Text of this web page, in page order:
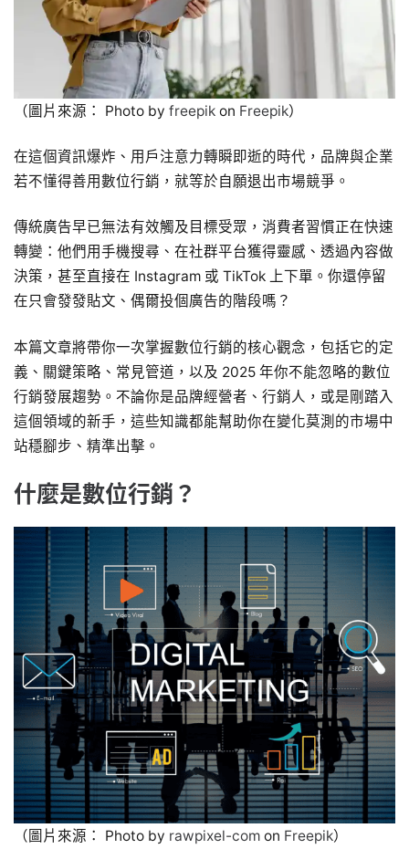
（圖片來源： Photo by freepik on Freepik）
在這個資訊爆炸、用戶注意力轉瞬即逝的時代，品牌與企業
若不懂得善用數位行銷，就等於自願退出市場競爭。
傳統廣告早已無法有效觸及目標受眾，消費者習慣正在快速
轉變：他們用手機搜尋、在社群平台獲得靈感、透過內容做
決策，甚至直接在 Instagram 或 TikTok 上下單。你還停留
在只會發發貼文、偶爾投個廣告的階段嗎？
本篇文章將帶你一次掌握數位行銷的核心觀念，包括它的定
義、關鍵策略、常見管道，以及 2025 年你不能忽略的數位
行銷發展趨勢。不論你是品牌經營者、行銷人，或是剛踏入
這個領域的新手，這些知識都能幫助你在變化莫測的市場中
站穩腳步、精準出擊。
什麼是數位行銷？
（圖片來源： Photo by rawpixel-com on Freepik）